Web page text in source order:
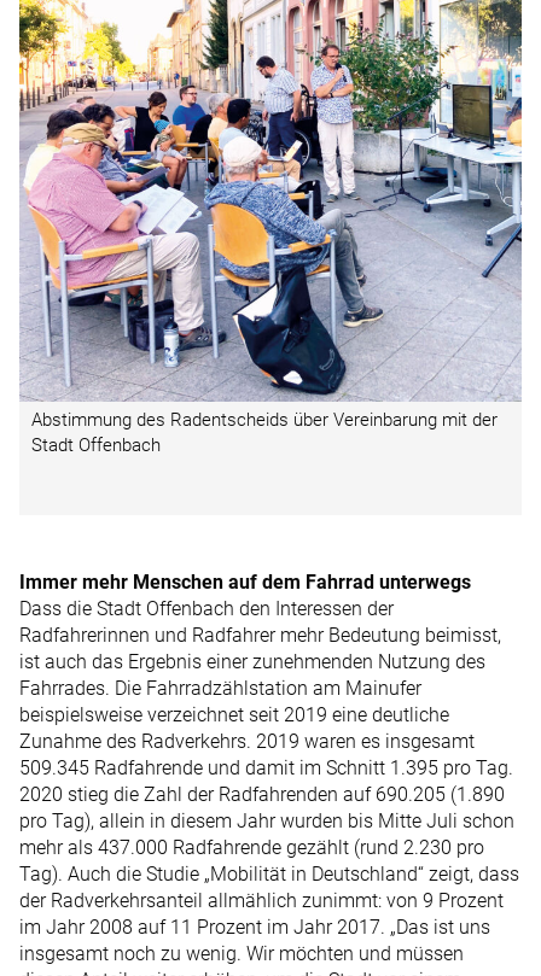
Abstimmung des Radentscheids über Vereinbarung mit der
Stadt Offenbach
Immer mehr Menschen auf dem ­Fahrrad unterwegs
Dass die Stadt Offenbach den Interessen der
Radfahrerinnen und Radfahrer mehr Bedeutung beimisst,
ist auch das Ergebnis einer zunehmenden Nutzung des
Fahrrades. Die Fahrradzählstation am Mainufer
beispielsweise verzeichnet seit 2019 eine deutliche
Zunahme des Radverkehrs. 2019 waren es insgesamt
509.345 Radfahrende und damit im Schnitt 1.395 pro Tag.
2020 stieg die Zahl der Radfahrenden auf 690.205 (1.890
pro Tag), allein in diesem Jahr wurden bis Mitte Juli schon
mehr als 437.000 Radfahrende gezählt (rund 2.230 pro
Tag). Auch die Studie „Mobilität in Deutschland“ zeigt, dass
der Radverkehrsanteil allmählich zunimmt: von 9 Prozent
im Jahr 2008 auf 11 Prozent im Jahr 2017. „Das ist uns
insgesamt noch zu wenig. Wir möchten und müssen